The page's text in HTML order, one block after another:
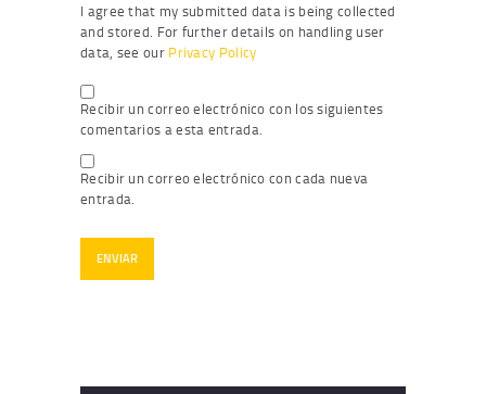
I agree that my submitted data is being collected
and stored. For further details on handling user
data, see our Privacy Policy
Recibir un correo electrónico con los siguientes
comentarios a esta entrada.
Recibir un correo electrónico con cada nueva
entrada.